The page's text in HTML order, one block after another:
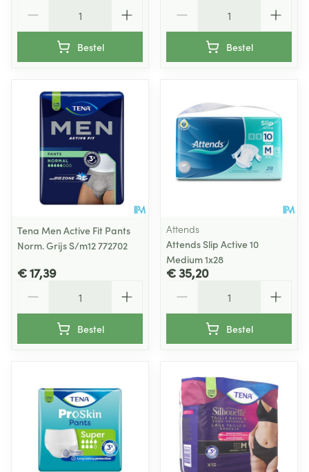
Bestel Bestel
Tena Men Active Fit Pants
Norm. Grijs S/m12 772702
€ 17,39
Bestel
Attends
Attends Slip Active 10
Medium 1x28
€ 35,20
Bestel